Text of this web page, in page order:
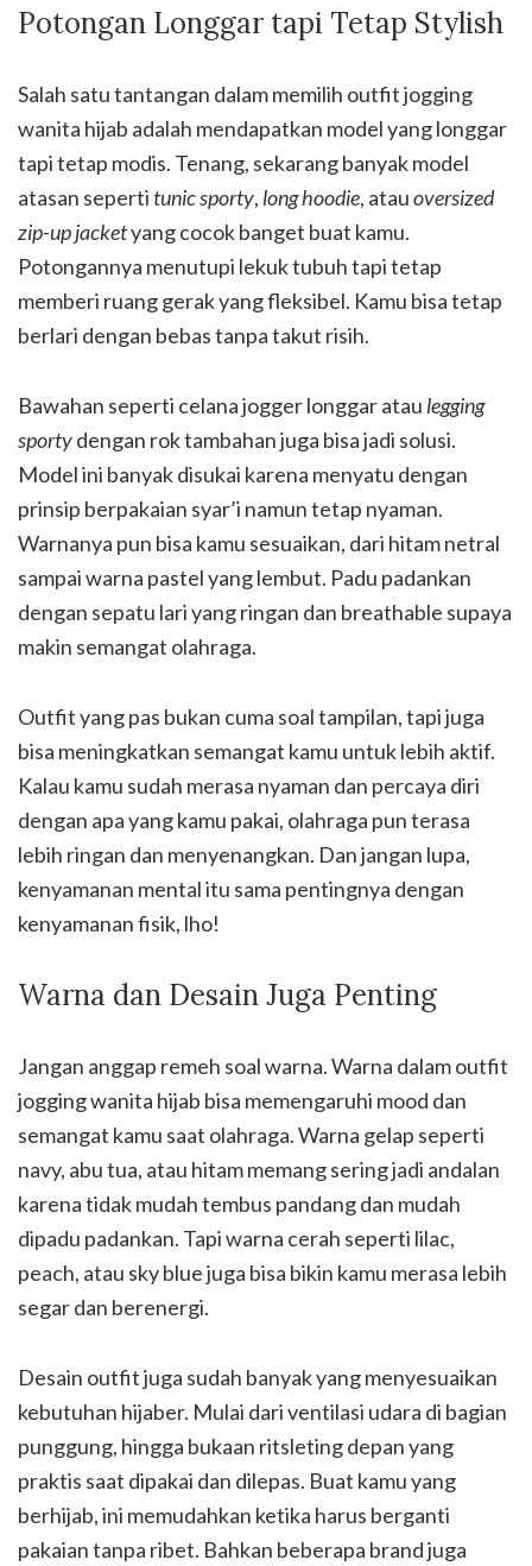
Potongan Longgar tapi Tetap Stylish
Salah satu tantangan dalam memilih outfit jogging
wanita hijab adalah mendapatkan model yang longgar
tapi tetap modis. Tenang, sekarang banyak model
atasan seperti tunic sporty, long hoodie, atauoversized
zip-up jacketyang cocok banget buat kamu.
Potongannya menutupi lekuk tubuh tapi tetap
memberi ruang gerak yang fleksibel. Kamu bisa tetap
berlari dengan bebas tanpa takut risih.
Bawahan seperti celana jogger longgar atau legging
sportydengan rok tambahan juga bisa jadi solusi.
Model ini banyak disukai karena menyatu dengan
prinsip berpakaian syar’i namun tetap nyaman.
Warnanya pun bisa kamu sesuaikan, dari hitam netral
sampai warna pastel yang lembut. Padu padankan
dengan sepatu lari yang ringan dan breathable supaya
makin semangat olahraga.
Outfit yang pas bukan cuma soal tampilan, tapi juga
bisa meningkatkan semangat kamu untuk lebih aktif.
Kalau kamu sudah merasa nyaman dan percaya diri
dengan apa yang kamu pakai, olahraga pun terasa
lebih ringan dan menyenangkan. Dan jangan lupa,
kenyamanan mental itu sama pentingnya dengan
kenyamanan fisik, lho!
Warna dan Desain Juga Penting
Jangan anggap remeh soal warna. Warna dalam outfit
jogging wanita hijab bisa memengaruhi mood dan
semangat kamu saat olahraga. Warna gelap seperti
navy, abu tua, atau hitam memang sering jadi andalan
karena tidak mudah tembus pandang dan mudah
dipadu padankan. Tapi warna cerah seperti lilac,
peach, atau sky blue juga bisa bikin kamu merasa lebih
segar dan berenergi.
Desain outfit juga sudah banyak yang menyesuaikan
kebutuhan hijaber. Mulai dari ventilasi udara di bagian
punggung, hingga bukaan ritsleting depan yang
praktis saat dipakai dan dilepas. Buat kamu yang
berhijab, ini memudahkan ketika harus berganti
pakaian tanpa ribet. Bahkan beberapa brand juga